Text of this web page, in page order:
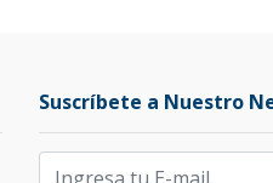
Suscríbete a Nuestro